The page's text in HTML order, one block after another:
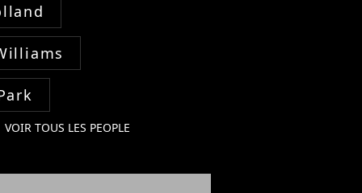
VOIR TOUS LES PEOPLE